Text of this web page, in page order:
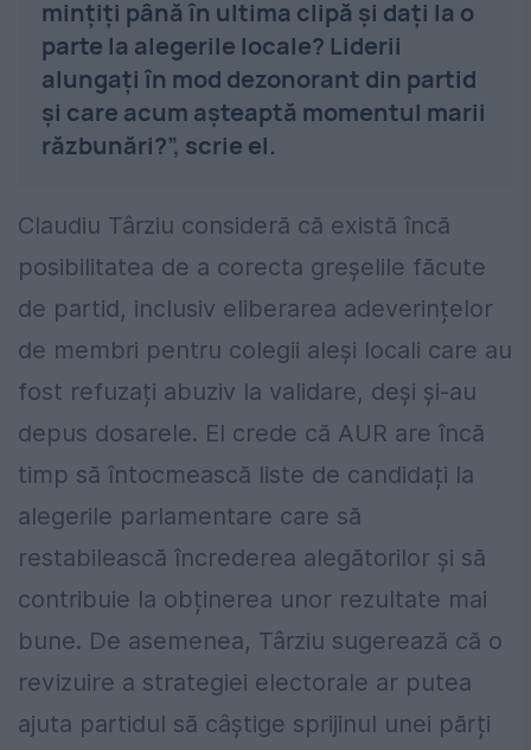
minţiţi până în ultima clipă şi daţi la o
parte la alegerile locale? Liderii
alungaţi în mod dezonorant din partid
şi care acum aşteaptă momentul marii
răzbunări?”, scrie el.
Claudiu Târziu consideră că există încă
posibilitatea de a corecta greșelile făcute
de partid, inclusiv eliberarea adeverințelor
de membri pentru colegii aleși locali care au
fost refuzați abuziv la validare, deși și-au
depus dosarele. El crede că AUR are încă
timp să întocmească liste de candidați la
alegerile parlamentare care să
restabilească încrederea alegătorilor și să
contribuie la obținerea unor rezultate mai
bune. De asemenea, Târziu sugerează că o
revizuire a strategiei electorale ar putea
ajuta partidul să câștige sprijinul unei părți